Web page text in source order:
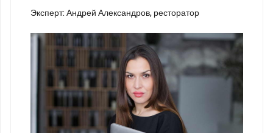
Эксперт: Андрей Александров, ресторатор